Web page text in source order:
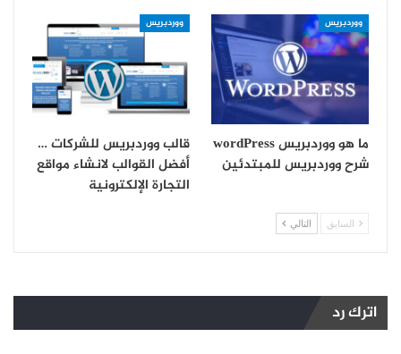
ووردبريس
ما هو ووردبريس wordPress
شرح ووردبريس للمبتدئين
ووردبريس
قالب ووردبريس للشركات …
أفضل القوالب لانشاء مواقع
التجارة الإلكترونية
السابق التالي
اترك رد